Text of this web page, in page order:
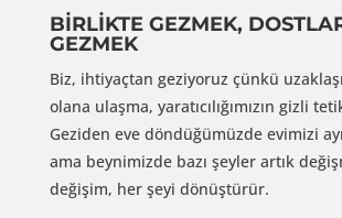
BİRLİKTE GEZMEK,
GEZMEK
Biz, ihtiyaçtan geziyoruz çünkü
olana ulaşma, yaratıcılığımızın gizli
Geziden eve döndüğümüzde evimizi
ama beynimizde bazı şeyler artık
değişim, her şeyi dönüştürür.